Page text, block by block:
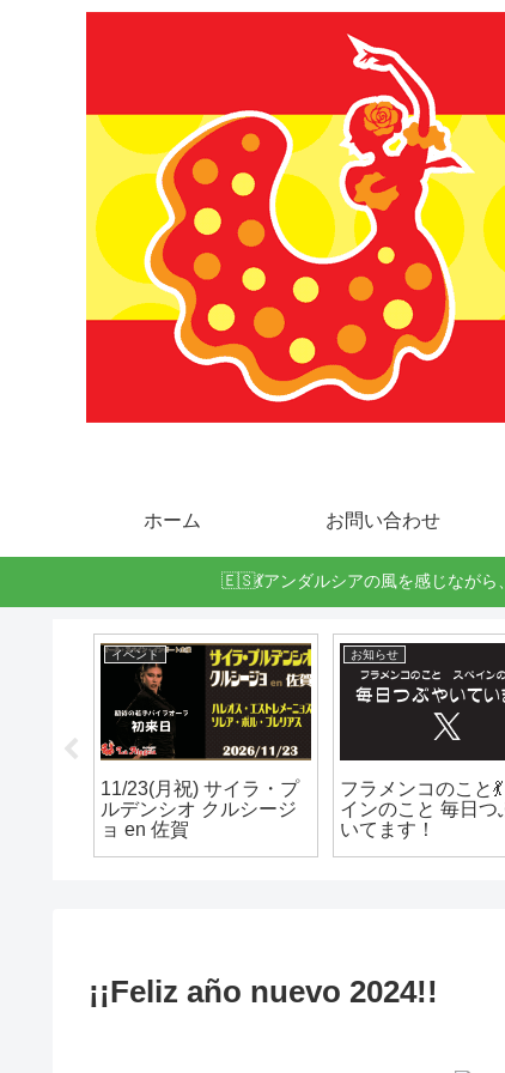
ホーム お問い合わせ
🇪🇸💃アンダルシアの風を感じながら
ヘスス・エレディア月例クラス
2026/09/13 ヘスス・エ
レディア月例クラス
#096
お知らせ
スタジオ – 時間貸
たします
¡¡Feliz año nuevo 2024!!